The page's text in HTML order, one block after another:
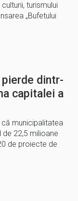
turismului
„Bufetului
dintr-
capitalei a
municipalitatea
22,5 milioane
de proiecte de